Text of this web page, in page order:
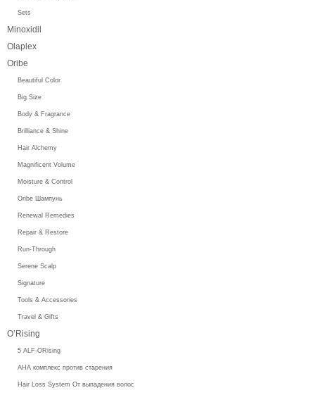
Sets
Minoxidil
Olaplex
Oribe
Beautiful Color
Big Size
Body & Fragrance
Brilliance & Shine
Hair Alchemy
Magnificent Volume
Moisture & Control
Oribe Шампунь
Renewal Remedies
Repair & Restore
Run-Through
Serene Scalp
Signature
Tools & Accessories
Travel & Gifts
O’Rising
5 ALF-ORising
AHA комплекс против старения
Hair Loss System От выпадения волос